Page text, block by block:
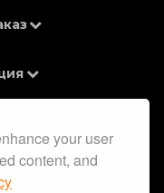
your user
content, and